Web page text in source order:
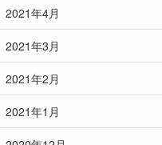
2021年4月
2021年3月
2021年2月
2021年1月